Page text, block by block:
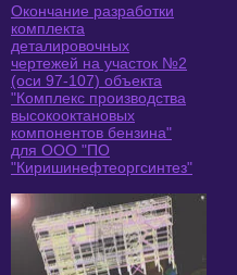
Окончание разработки
комплекта
деталировочных
чертежей на участок №2
(оси 97-107) объекта
"Комплекс производства
высокооктановых
компонентов бензина"
для ООО "ПО
"Киришинефтеоргсинтез"